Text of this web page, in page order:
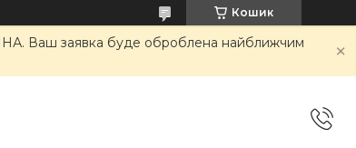
Кошик
Ваш заявка буде оброблена найближчим